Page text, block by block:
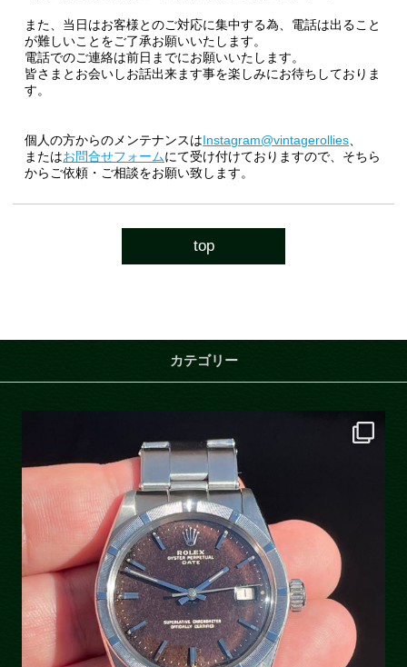
また、当日はお客様とのご対応に集中する為、電話は出ること
が難しいことをご了承お願いいたします。
電話でのご連絡は前日までにお願いいたします。
皆さまとお会いしお話出来ます事を楽しみにお待ちしておりま
す。
個人の方からのメンテナンスはInstagram@vintagerollies
またはお問合せフォームにて受け付けておりますので、そちら
からご依頼・ご相談をお願い致します。
top
カテゴリー